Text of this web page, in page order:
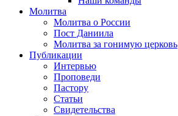
Молитва
Молитва о России
Пост Даниила
Молитва за гонимую церковь
Публикации
Интервью
Проповеди
Пастору
Статьи
Свидетельства